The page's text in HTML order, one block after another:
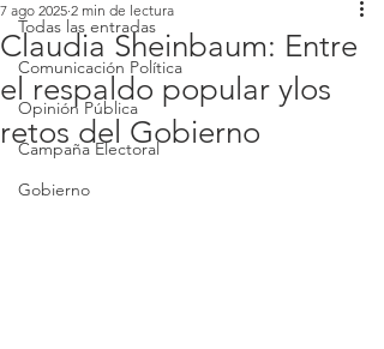
Todas las entradas
Comunicación Política
Opinión Pública
Campaña Electoral
Gobierno
Claudia Sheinbaum: Entre
el respaldo popular ylos
retos del Gobierno
7 ago 2025 2 min de lectura